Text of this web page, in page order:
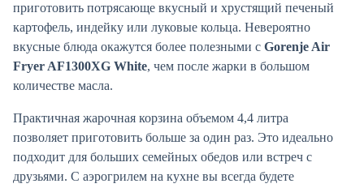
приготовить потрясающе вкусный и хрустящий печеный
картофель, индейку или луковые кольца. Невероятно
вкусные блюда окажутся более полезными с Gorenje Air
Fryer AF1300XG White, чем после жарки в большом
количестве масла.
Практичная жарочная корзина объемом 4,4 литра
позволяет приготовить больше за один раз. Это идеально
подходит для больших семейных обедов или встреч с
друзьями. С аэрогрилем на кухне вы всегда будете